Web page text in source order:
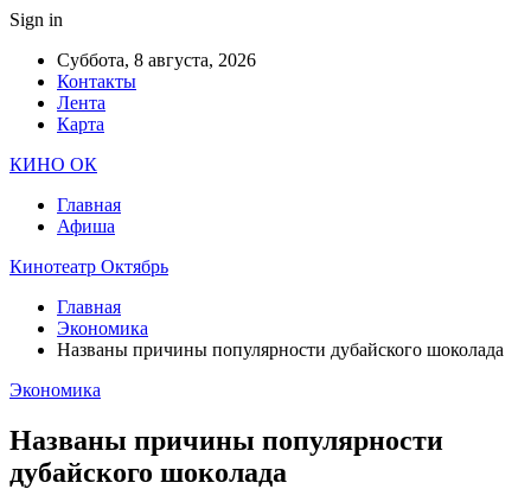
Sign in
Суббота, 8 августа, 2026
Контакты
Лента
Карта
КИНО ОК
Главная
Афиша
Кинотеатр Октябрь
Главная
Экономика
Названы причины популярности дубайского шоколада
Экономика
Названы причины популярности
дубайского шоколада